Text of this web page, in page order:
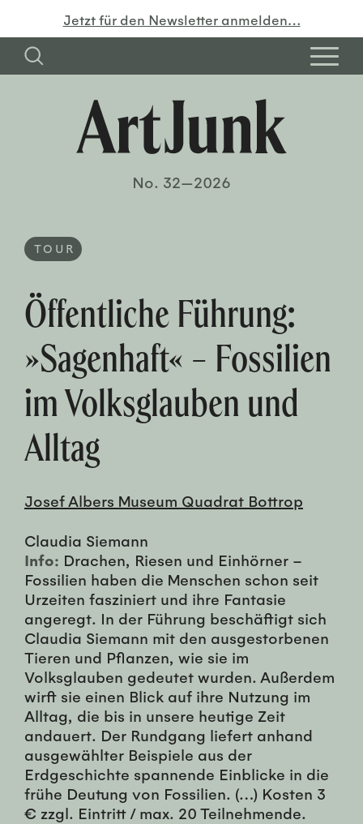
Jetzt für den Newsletter anmelden…
No. 32—2026
TOUR
Öffentliche Führung:
»Sagenhaft« – Fossilien
im Volksglauben und
Alltag
Josef Albers Museum Quadrat Bottrop
Claudia Siemann
Info: Drachen, Riesen und Einhörner –
Fossilien haben die Menschen schon seit
Urzeiten fasziniert und ihre Fantasie
angeregt. In der Führung beschäftigt sich
Claudia Siemann mit den ausgestorbenen
Tieren und Pflanzen, wie sie im
Volksglauben gedeutet wurden. Außerdem
wirft sie einen Blick auf ihre Nutzung im
Alltag, die bis in unsere heutige Zeit
andauert. Der Rundgang liefert anhand
ausgewählter Beispiele aus der
Erdgeschichte spannende Einblicke in die
frühe Deutung von Fossilien. (…) Kosten 3
€ zzgl. Eintritt / max. 20 Teilnehmende.